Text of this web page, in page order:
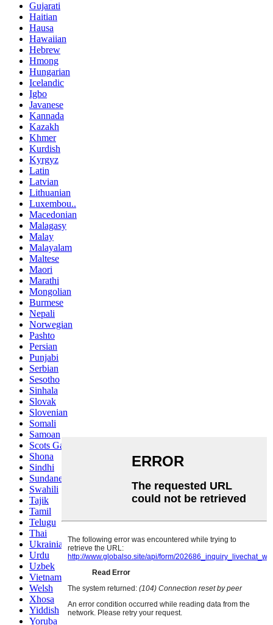
Gujarati
Haitian
Hausa
Hawaiian
Hebrew
Hmong
Hungarian
Icelandic
Igbo
Javanese
Kannada
Kazakh
Khmer
Kurdish
Kyrgyz
Latin
Latvian
Lithuanian
Luxembou..
Macedonian
Malagasy
Malay
Malayalam
Maltese
Maori
Marathi
Mongolian
Burmese
Nepali
Norwegian
Pashto
Persian
Punjabi
Serbian
Sesotho
Sinhala
Slovak
Slovenian
Somali
Samoan
Scots Gaelic
Shona
Sindhi
Sundanese
Swahili
Tajik
Tamil
Telugu
Thai
Ukrainian
Urdu
Uzbek
Vietnamese
Welsh
Xhosa
Yiddish
Yoruba